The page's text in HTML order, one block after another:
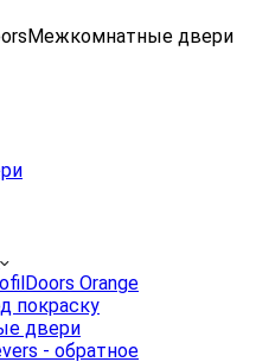
Межкомнатные двери
Orange
покраску
двери
- обратное